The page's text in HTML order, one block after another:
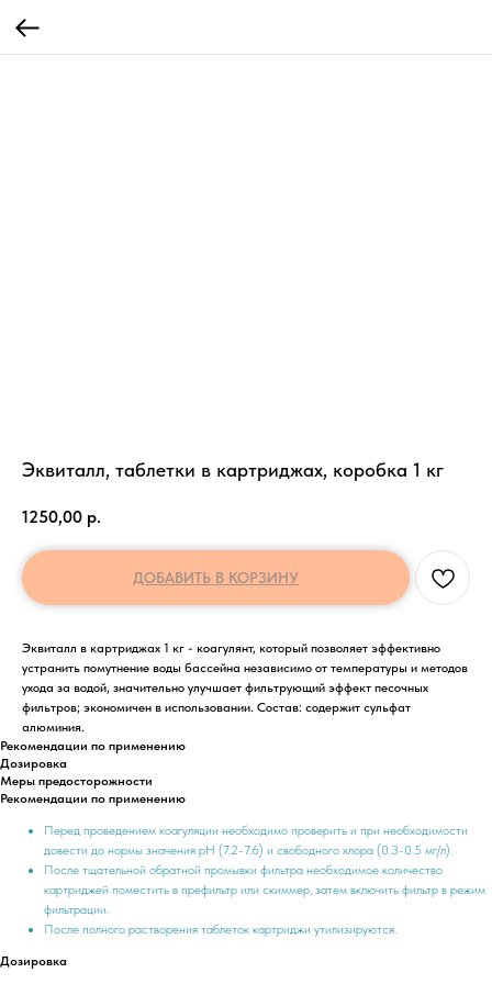
Эквиталл, таблетки в картриджах, коробка 1 кг
1250,00 р.
ДОБАВИТЬ В КОРЗИНУ
Эквиталл в картриджах 1 кг - коагулянт, который позволяет эффективно
устранить помутнение воды бассейна независимо от температуры и методов
ухода за водой, значительно улучшает фильтрующий эффект песочных
фильтров; экономичен в использовании. Состав: содержит сульфат
алюминия.
Рекомендации по применению
Дозировка
Меры предосторожности
Рекомендации по применению
Перед проведением коагуляции необходимо проверить и при необходимости
довести до нормы значения рН (7.2-7.6) и свободного хлора (0.3-0.5 мг/л).
После тщательной обратной промывки фильтра необходимое количество
картриджей поместить в префильтр или скиммер, затем включить фильтр в режим
фильтрации.
После полного растворения таблеток картриджи утилизируются.
Дозировка